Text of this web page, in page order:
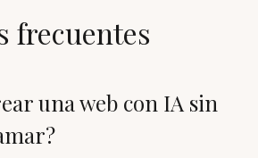
frecuentes
una web con IA sin